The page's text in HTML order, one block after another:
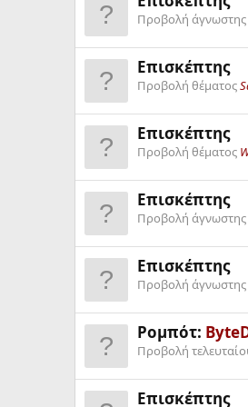
Προβολή άγνωστης
Επισκέπτης
Προβολή θέματος
Επισκέπτης
Προβολή θέματος
Επισκέπτης
Προβολή άγνωστης
Επισκέπτης
Προβολή άγνωστης
Ρομπότ:
Προβολή
Επισκέπτης